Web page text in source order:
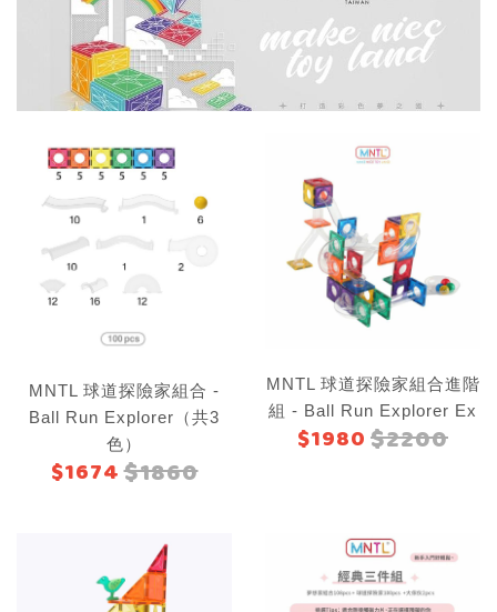
MNTL 球道探險家組合 -
Ball Run Explorer（共3
色）
$1674$1860
MNTL 球道探險家組合進階
組 - Ball Run Explorer Ex
$1980$2200